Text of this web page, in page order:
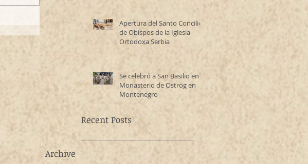
Apertura del Santo Concilio
de Obispos de la Iglesia
Ortodoxa Serbia
Se celebró a San Basilio en el
Monasterio de Ostrog en
Montenegro
Recent Posts
Archive